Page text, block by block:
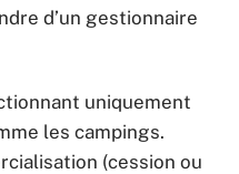
d’un gestionnaire
uniquement
les campings.
(cession ou